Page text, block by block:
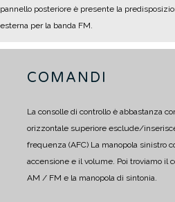
pannello posteriore è presente la
esterna per la banda FM.
COMANDI
La consolle di controllo è abbastanza
orizzontale superiore esclude/
frequenza (AFC) La manopola sinistro
accensione e il volume. Poi troviamo il
AM / FM e la manopola di sintonia.